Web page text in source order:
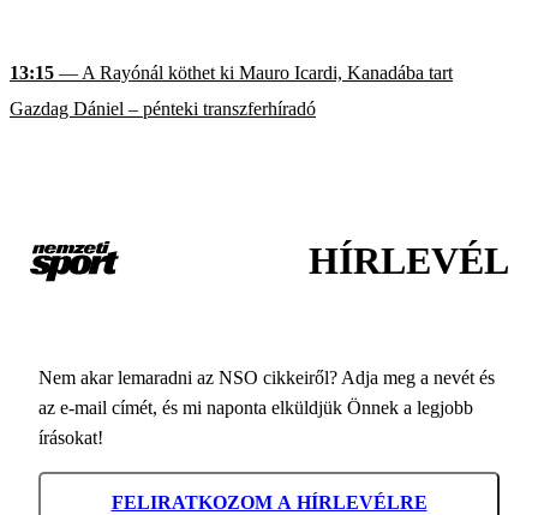
13:15 — A Rayónál köthet ki Mauro Icardi, Kanadába tart
Gazdag Dániel – pénteki transzferhíradó
HÍRLEVÉL
Nem akar lemaradni az NSO cikkeiről? Adja meg a nevét és
az e-mail címét, és mi naponta elküldjük Önnek a legjobb
írásokat!
FELIRATKOZOM A HÍRLEVÉLRE